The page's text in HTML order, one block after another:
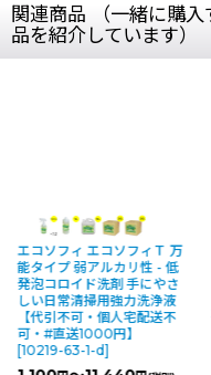
関連商品 （一緒に購
品を紹介しています）
エコソフィ エコソフィＴ 万
能タイプ 弱アルカリ性 - 低
発泡コロイド洗剤 手にやさ
しい日常清掃用強力洗浄液
【代引不可・個人宅配送不
可・#直送1000円】
[10219-63-1-d]